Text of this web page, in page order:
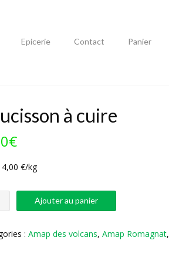
Epicerie Contact Panier
à cuire
€
€/kg
Ajouter au panier
: Amap des volcans, Amap Romagnat,